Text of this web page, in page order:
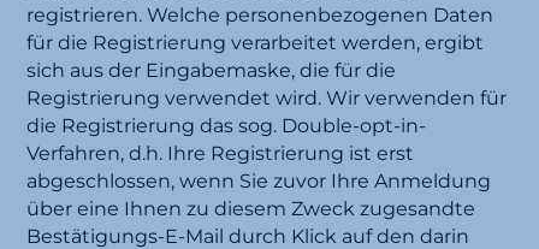
registrieren. Welche personenbezogenen Daten
für die Registrierung verarbeitet werden, ergibt
sich aus der Eingabemaske, die für die
Registrierung verwendet wird. Wir verwenden für
die Registrierung das sog. Double-opt-in-
Verfahren, d.h. Ihre Registrierung ist erst
abgeschlossen, wenn Sie zuvor Ihre Anmeldung
über eine Ihnen zu diesem Zweck zugesandte
Bestätigungs-E-Mail durch Klick auf den darin